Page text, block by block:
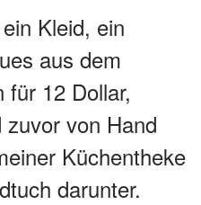
Kleid, ein
aus dem
für 12 Dollar,
von Hand
Küchentheke
darunter.